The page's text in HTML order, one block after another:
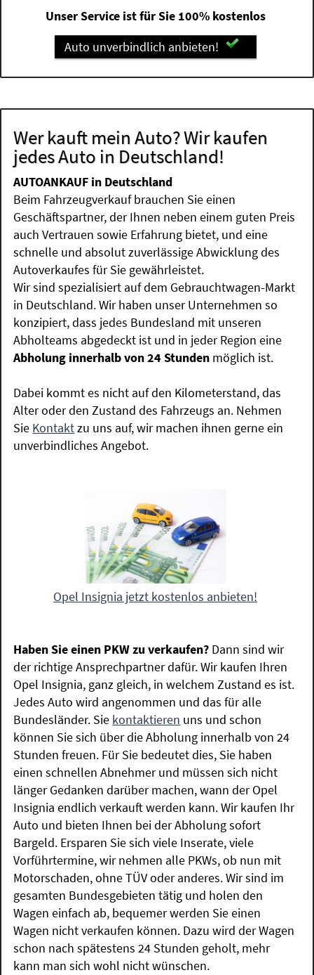
Unser Service ist für Sie 100% kostenlos
Auto unverbindlich anbieten!
Wer kauft mein Auto? Wir kaufen
jedes Auto in Deutschland!
AUTOANKAUF in Deutschland
Beim Fahrzeugverkauf brauchen Sie einen
Geschäftspartner, der Ihnen neben einem guten Preis
auch Vertrauen sowie Erfahrung bietet, und eine
schnelle und absolut zuverlässige Abwicklung des
Autoverkaufes für Sie gewährleistet.
Wir sind spezialisiert auf dem Gebrauchtwagen-Markt
in Deutschland. Wir haben unser Unternehmen so
konzipiert, dass jedes Bundesland mit unseren
Abholteams abgedeckt ist und in jeder Region eine
Abholung innerhalb von 24 Stunden möglich ist.
Dabei kommt es nicht auf den Kilometerstand, das
Alter oder den Zustand des Fahrzeugs an. Nehmen
Sie Kontaktzu uns auf, wir machen ihnen gerne ein
unverbindliches Angebot.
Opel Insignia jetzt kostenlos anbieten!
Haben Sie einen PKW zu verkaufen? Dann sind wir
der richtige Ansprechpartner dafür. Wir kaufen Ihren
Opel Insignia, ganz gleich, in welchem Zustand es ist.
Jedes Auto wird angenommen und das für alle
Bundesländer. Sie kontaktieren uns und schon
können Sie sich über die Abholung innerhalb von 24
Stunden freuen. Für Sie bedeutet dies, Sie haben
einen schnellen Abnehmer und müssen sich nicht
länger Gedanken darüber machen, wann der Opel
Insignia endlich verkauft werden kann. Wir kaufen Ihr
Auto und bieten Ihnen bei der Abholung sofort
Bargeld. Ersparen Sie sich viele Inserate, viele
Vorführtermine, wir nehmen alle PKWs, ob nun mit
Motorschaden, ohne TÜV oder anderes. Wir sind im
gesamten Bundesgebieten tätig und holen den
Wagen einfach ab, bequemer werden Sie einen
Wagen nicht verkaufen können. Dazu wird der Wagen
schon nach spätestens 24 Stunden geholt, mehr
kann man sich wohl nicht wünschen.